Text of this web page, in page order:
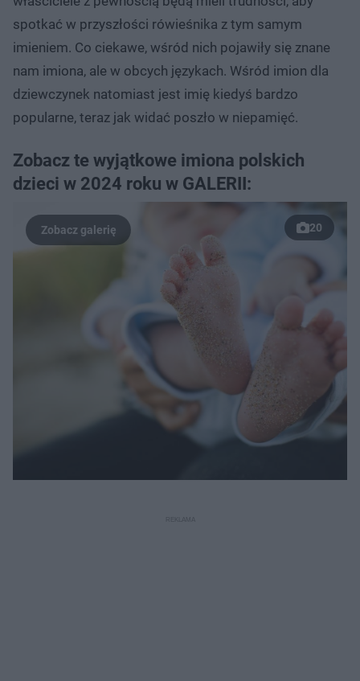
spotkać w przyszłości rówieśnika z tym samym
imieniem. Co ciekawe, wśród nich pojawiły się znane
nam imiona, ale w obcych językach. Wśród imion dla
dziewczynek natomiast jest imię kiedyś bardzo
popularne, teraz jak widać poszło w niepamięć.
Zobacz te wyjątkowe imiona polskich
dzieci w 2024 roku w GALERII:
20